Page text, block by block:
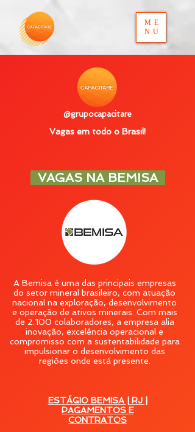
ME
NU
@grupocapacitare
Vagas em todo o Brasil!
VAGAS NA BEMISA
A Bemisa é uma das principais empresas
do setor mineral brasileiro, com atuação
nacional na exploração, desenvolvimento
e operação de ativos minerais. Com mais
de 2.100 colaboradores, a empresa alia
inovação, excelência operacional e
compromisso com a sustentabilidade para
impulsionar o desenvolvimento das
regiões onde está presente.
ESTÁGIO BEMISA | RJ |
PAGAMENTOS E
CONTRATOS